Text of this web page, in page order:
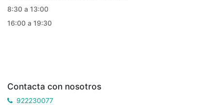
8:30 a 13:00
16:00 a 19:30
Contacta con nosotros
922230077